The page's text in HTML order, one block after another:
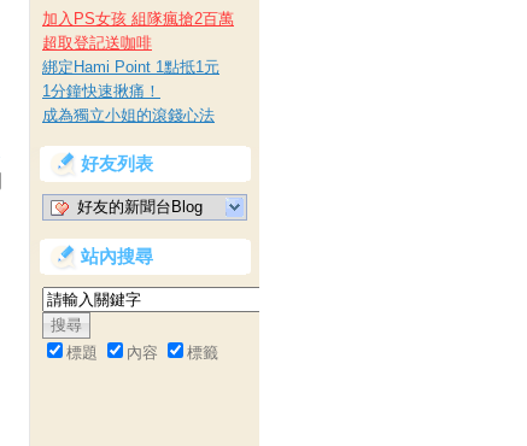
加入PS女孩 組隊瘋搶2百萬
超取登記送咖啡
綁定Hami Point 1點抵1元
1分鐘快速揪痛！
成為獨立小姐的滾錢心法
好友列表
好友的新聞台Blog
站內搜尋
標題 內容 標籤